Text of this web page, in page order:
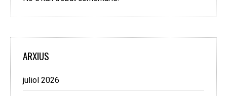
ARXIUS
juliol 2026